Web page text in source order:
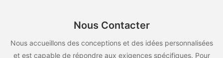
Nous Contacter
Nous accueillons des conceptions et des idées personnalisées
et est capable de répondre aux exigences spécifiques. Pour